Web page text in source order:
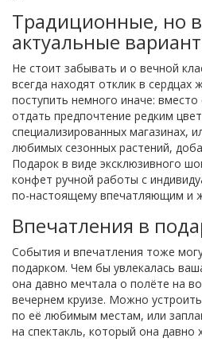
Традиционные, но
актуальные
Не стоит забывать и о вечной
всегда находят отклик в
поступить немного иначе: вместо
отдать предпочтение редким
специализированных магазинах,
любимых сезонных растений,
Подарок в виде эксклюзивного
конфет ручной работы с
по-настоящему впечатляющим и
Впечатления в
События и впечатления тоже
подарком. Чем бы увлекалась
она давно мечтала о полёте на
вечернем круизе. Можно
по её любимым местам, или
на спектакль, который она давно